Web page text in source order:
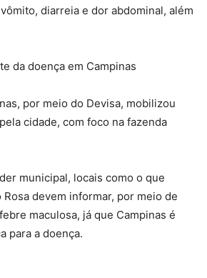
diarreia e dor abdominal, além
da doença em Campinas
por meio do Devisa, mobilizou
cidade, com foco na fazenda
municipal, locais como o que
Rosa devem informar, por meio de
maculosa, já que Campinas é
para a doença.